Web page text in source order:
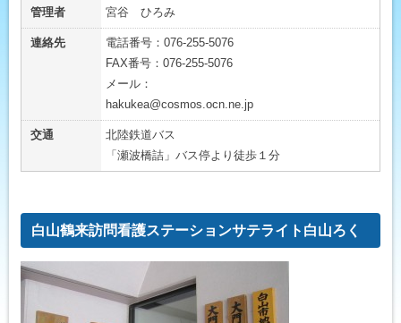
管理者 宮谷 ひろみ
連絡先
電話番号：076-255-5076
FAX番号：076-255-5076
メール：
hakukea@cosmos.ocn.ne.jp
交通
北陸鉄道バス
「瀬波橋詰」バス停より徒歩１分
白山鶴来訪問看護ステーションサテライト白山ろく